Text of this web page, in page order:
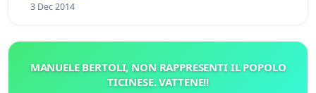
3 Dec 2014
MANUELE BERTOLI, NON RAPPRESENTI IL POPOLO
TICINESE. VATTENE!!